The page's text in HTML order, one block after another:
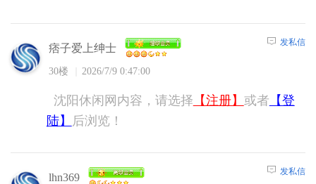
痞子爱上绅士
30楼 2026/7/9 0:47:00
发私信
沈阳休闲网内容，请选择 【注册】 或者 【登
陆】
后浏览！
lhn369 发私信